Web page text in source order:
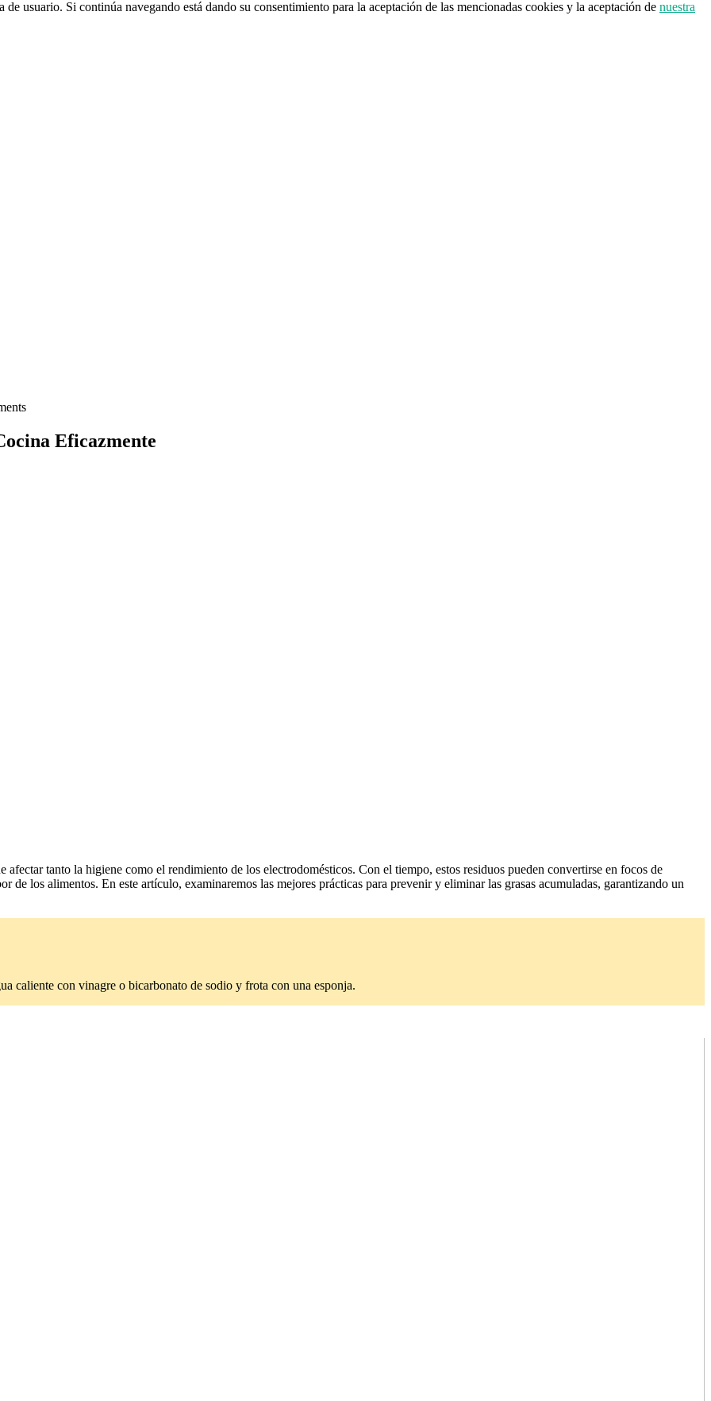
Eficazmente
afectar tanto la higiene como el rendimiento de los electrodomésticos. Con el tiempo, estos residuos pueden convertirse en focos de
de los alimentos. En este artículo, examinaremos las mejores prácticas para prevenir y eliminar las grasas acumuladas, garantizando un
caliente con vinagre o bicarbonato de sodio y frota con una esponja.
usuario. Si continúa navegando está dando su consentimiento para la aceptación de las mencionadas cookies y la aceptación de nuestra